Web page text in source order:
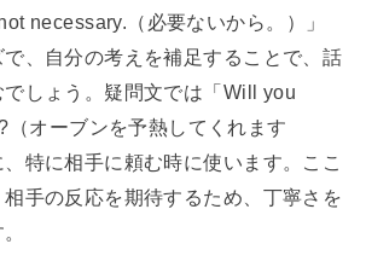
necessary.（必要ないから。）」
、自分の考えを補足することで、話
しょう。疑問文では「Will you
（オーブンを予熱してくれます
特に相手に頼む時に使います。ここ
手の反応を期待するため、丁寧さを